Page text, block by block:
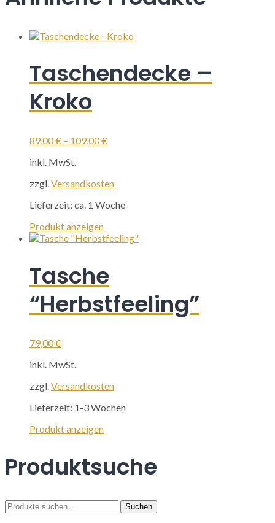
Taschendecke –
Kroko
89,00€ – 109,00€
inkl. MwSt.
zzgl.Versandkosten
Lieferzeit: ca. 1 Woche
Produkt anzeigenDieses
Produkt
Varianten
auf.
Die
Optionen
Tasche
“Herbstfeeling”
79,00€
inkl. MwSt.
zzgl.Versandkosten
Lieferzeit: 1-3 Wochen
Produkt anzeigen
Produktsuche
Suchen
nach:
Suchen